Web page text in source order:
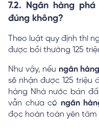
7.2. Ngân hàng
đúng không?
Theo luật quy định thì
được bồi thường 125
Như vậy, nếu ngân
sẽ nhận được 125 triệu
hàng Nhà nước bán
vẫn chưa có ngân
đọc hoàn toàn yên tâm